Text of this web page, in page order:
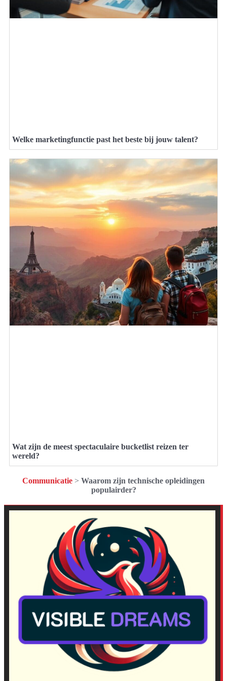
Welke marketingfunctie past het beste bij jouw talent?
Wat zijn de meest spectaculaire bucketlist reizen ter
wereld?
Communicatie > Waarom zijn technische opleidingen
populairder?